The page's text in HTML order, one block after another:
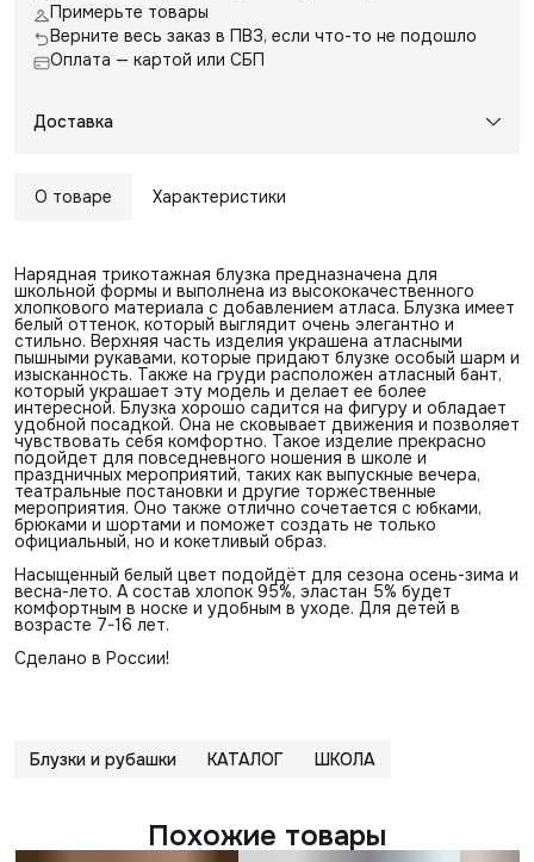
Примерьте товары
Верните весь заказ в ПВЗ, если что-то не подошло
Оплата — картой или СБП
Доставка
О товаре Характеристики
Нарядная трикотажная блузка предназначена для
школьной формы и выполнена из высококачественного
хлопкового материала с добавлением атласа. Блузка имеет
белый оттенок, который выглядит очень элегантно и
стильно. Верхняя часть изделия украшена атласными
пышными рукавами, которые придают блузке особый шарм и
изысканность. Также на груди расположен атласный бант,
который украшает эту модель и делает ее более
интересной. Блузка хорошо садится на фигуру и обладает
удобной посадкой. Она не сковывает движения и позволяет
чувствовать себя комфортно. Такое изделие прекрасно
подойдет для повседневного ношения в школе и
праздничных мероприятий, таких как выпускные вечера,
театральные постановки и другие торжественные
мероприятия. Оно также отлично сочетается с юбками,
брюками и шортами и поможет создать не только
официальный, но и кокетливый образ.
Насыщенный белый цвет подойдёт для сезона осень-зима и
весна-лето. А состав хлопок 95%, эластан 5% будет
комфортным в носке и удобным в уходе. Для детей в
возрасте 7-16 лет.
Сделано в России!
Блузки и рубашки КАТАЛОГ ШКОЛА
Похожие товары